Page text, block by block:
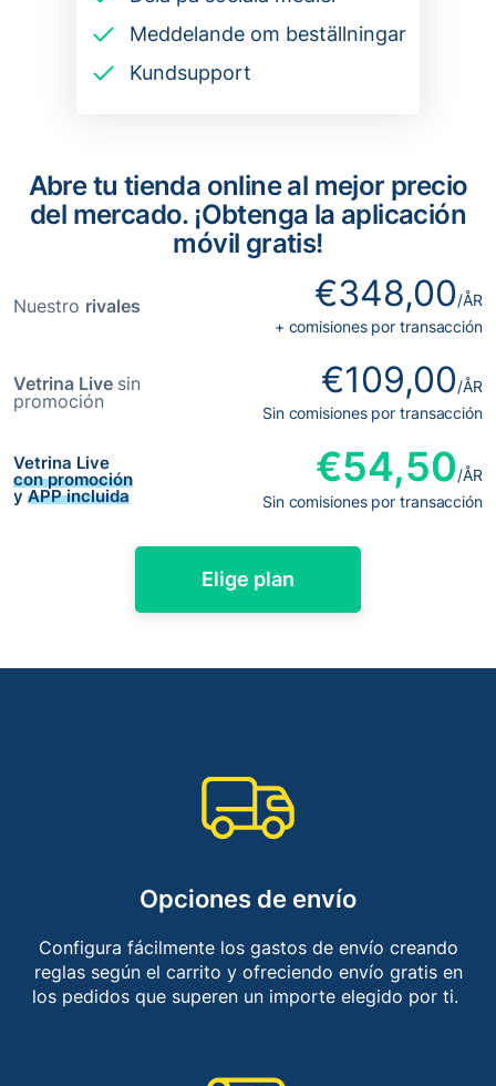
Meddelande om beställningar
Kundsupport
Abre tu tienda online al mejor precio
del mercado. ¡Obtenga la aplicación
móvil gratis!
Nuestro rivales €348,00/ÅR
+ comisiones por transacción​​
Vetrina Live sin
promoción
€109,00/ÅR
Sin comisiones por transacción​​
Vetrina Live
con promoción
y APP incluida
€54,50/ÅR
Sin comisiones por transacción​​
Elige plan
Opciones de envío​
Configura fácilmente los gastos de envío creando
reglas según el carrito y ofreciendo envío gratis en
los pedidos que superen un importe elegido por ti. ​